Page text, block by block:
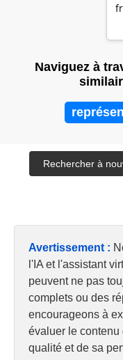
Naviguez à
Avertissement :
l'IA et l'assistant
peuvent ne pas
complets ou des
encourageons à
évaluer le contenu
qualité et de sa